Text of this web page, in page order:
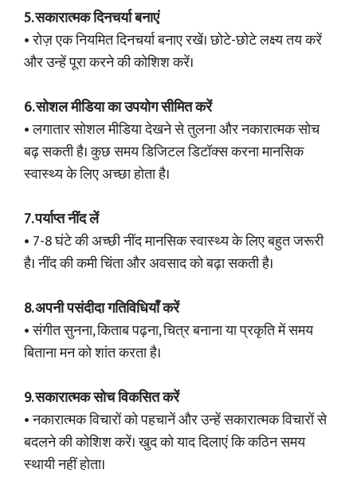
5. सकारात्मक दिनचर्या बनाएं
• रोज़ एक नियमित दिनचर्या बनाए रखें। छोटे-छोटे लक्ष्य तय करें
और उन्हें पूरा करने की कोशिश करें।
6. सोशल मीडिया का उपयोग सीमित करें
• लगातार सोशल मीडिया देखने से तुलना और नकारात्मक सोच
बढ़ सकती है। कुछ समय डिजिटल डिटॉक्स करना मानसिक
स्वास्थ्य के लिए अच्छा होता है।
7. पर्याप्त नींद लें
• 7-8 घंटे की अच्छी नींद मानसिक स्वास्थ्य के लिए बहुत जरूरी
है। नींद की कमी चिंता और अवसाद को बढ़ा सकती है।
8. अपनी पसंदीदा गतिविधियाँ करें
• संगीत सुनना, किताब पढ़ना, चित्र बनाना या प्रकृति में समय
बिताना मन को शांत करता है।
9. सकारात्मक सोच विकसित करें
• नकारात्मक विचारों को पहचानें और उन्हें सकारात्मक विचारों से
बदलने की कोशिश करें। खुद को याद दिलाएं कि कठिन समय
स्थायी नहीं होता।